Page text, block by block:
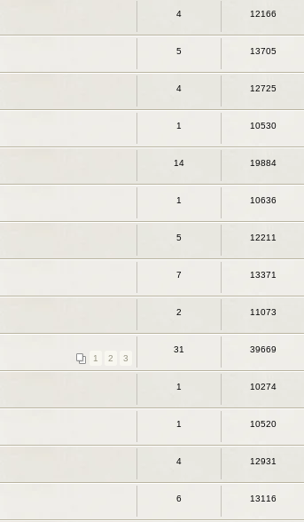
4 12166
5 13705
4 12725
1 10530
14 19884
1 10636
5 12211
7 13371
2 11073
1 2 3
31 39669
1 10274
1 10520
4 12931
6 13116